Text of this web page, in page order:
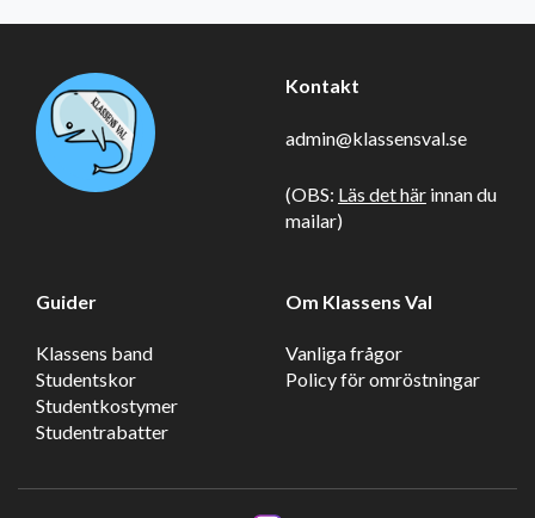
Kontakt
admin@klassensval.se
(OBS: Läs det här innan du
mailar)
Guider
Klassens band
Studentskor
Studentkostymer
Studentrabatter
Om Klassens Val
Vanliga frågor
Policy för omröstningar